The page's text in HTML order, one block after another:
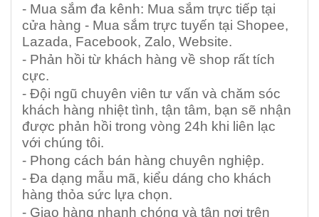
- Mua sắm đa kênh: Mua sắm trực tiếp tại
cửa hàng - Mua sắm trực tuyến tại Shopee,
Lazada, Facebook, Zalo, Website.
- Phản hồi từ khách hàng về shop rất tích
cực.
- Đội ngũ chuyên viên tư vấn và chăm sóc
khách hàng nhiệt tình, tận tâm, bạn sẽ nhận
được phản hồi trong vòng 24h khi liên lạc
với chúng tôi.
- Phong cách bán hàng chuyên nghiệp.
- Đa dạng mẫu mã, kiểu dáng cho khách
hàng thỏa sức lựa chọn.
- Giao hàng nhanh chóng và tận nơi trên